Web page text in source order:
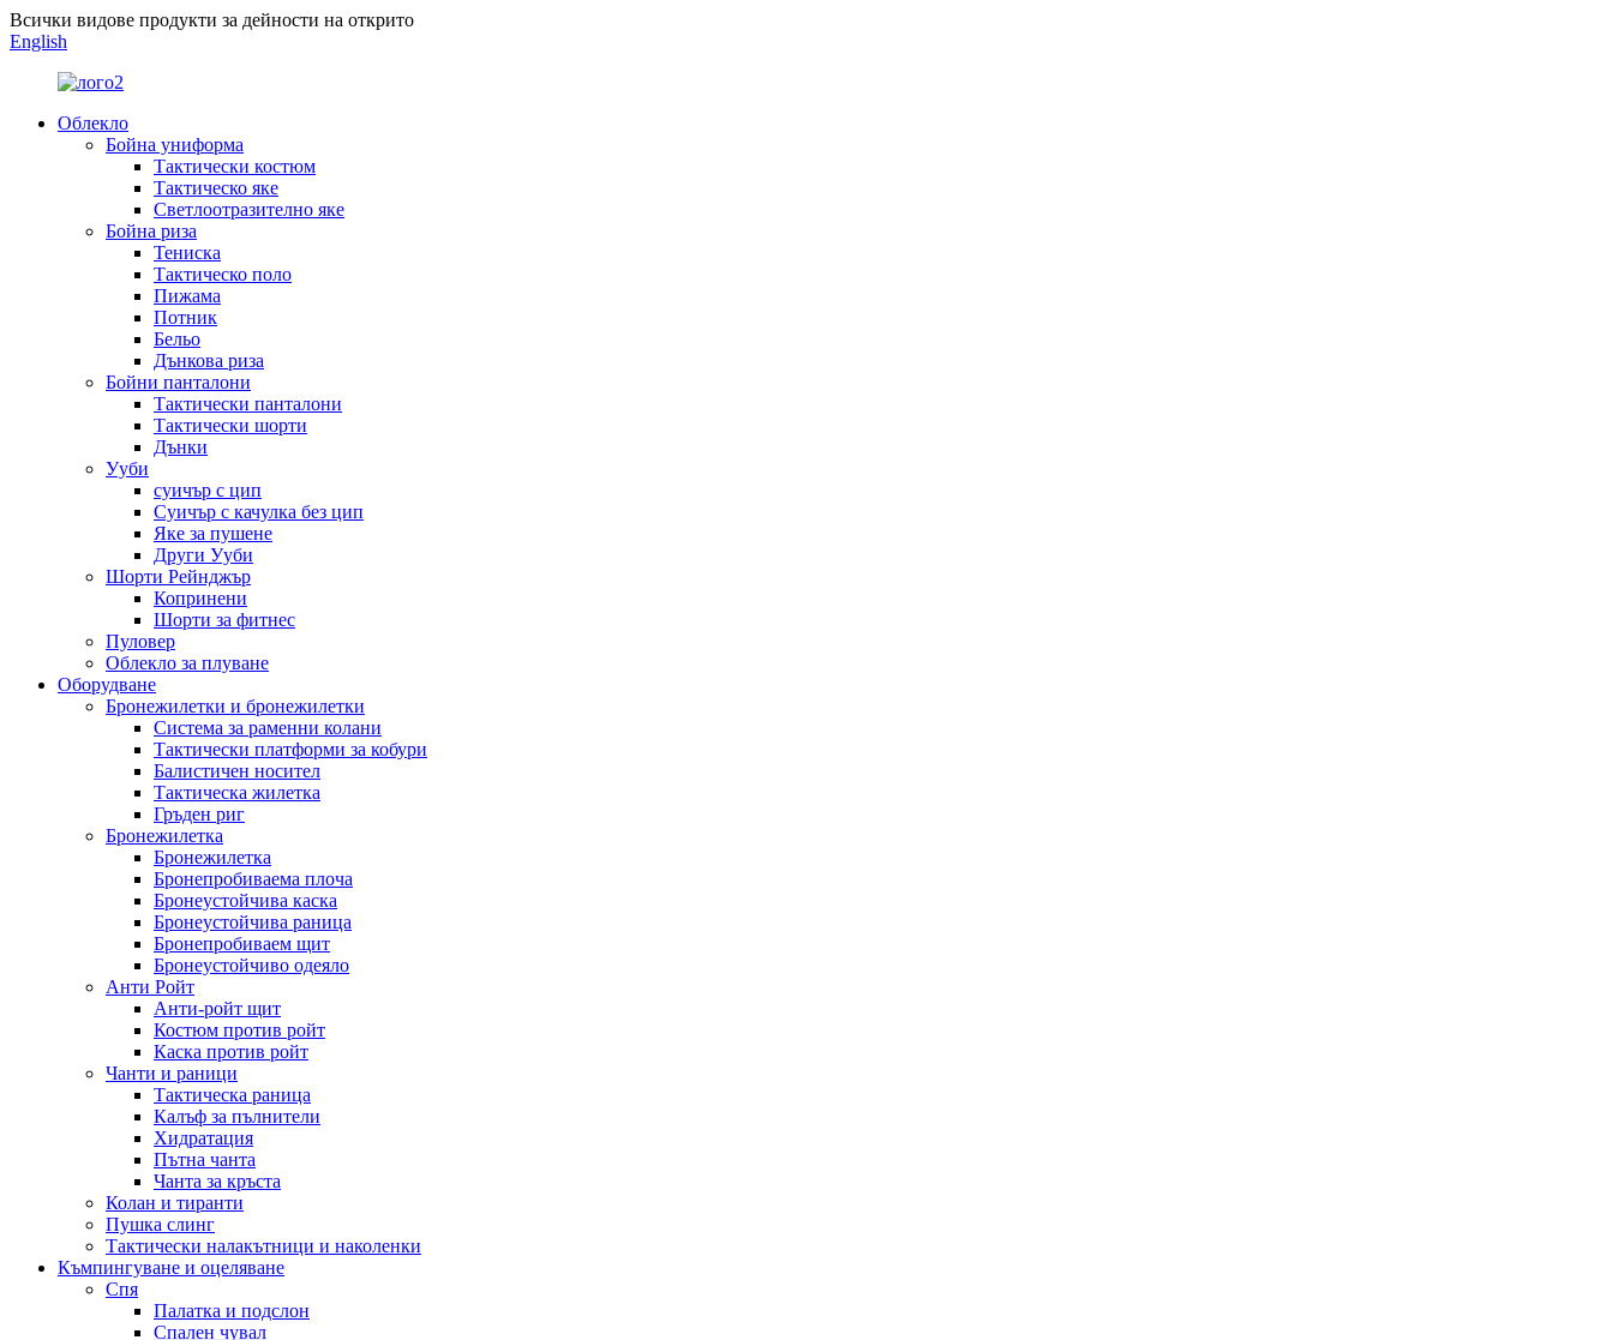
Всички видове продукти за дейности на открито
English
Облекло
Бойна униформа
Тактически костюм
Тактическо яке
Светлоотразително яке
Бойна риза
Тениска
Тактическо поло
Пижама
Потник
Бельо
Дънкова риза
Бойни панталони
Тактически панталони
Тактически шорти
Дънки
Ууби
суичър с цип
Суичър с качулка без цип
Яке за пушене
Други Ууби
Шорти Рейнджър
Копринени
Шорти за фитнес
Пуловер
Облекло за плуване
Оборудване
Бронежилетки и бронежилетки
Система за раменни колани
Тактически платформи за кобури
Балистичен носител
Тактическа жилетка
Гръден риг
Бронежилетка
Бронежилетка
Бронепробиваема плоча
Бронеустойчива каска
Бронеустойчива раница
Бронепробиваем щит
Бронеустойчиво одеяло
Анти Ройт
Анти-ройт щит
Костюм против ройт
Каска против ройт
Чанти и раници
Тактическа раница
Калъф за пълнители
Хидратация
Пътна чанта
Чанта за кръста
Колан и тиранти
Пушка слинг
Тактически налакътници и наколенки
Къмпингуване и оцеляване
Спя
Палатка и подслон
Спален чувал